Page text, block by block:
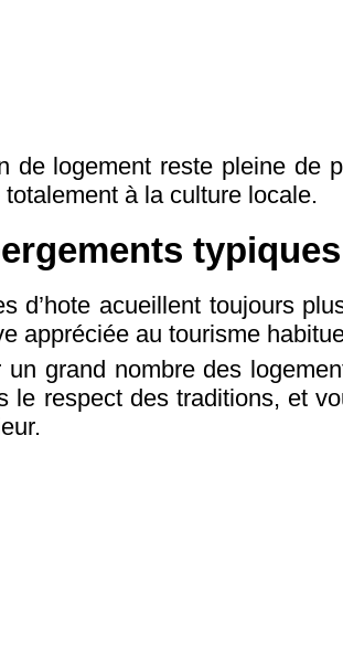
de logement reste pleine de
totalement à la culture locale.
d’hote acueillent toujours
appréciée au tourisme
un grand nombre des
le respect des traditions, et